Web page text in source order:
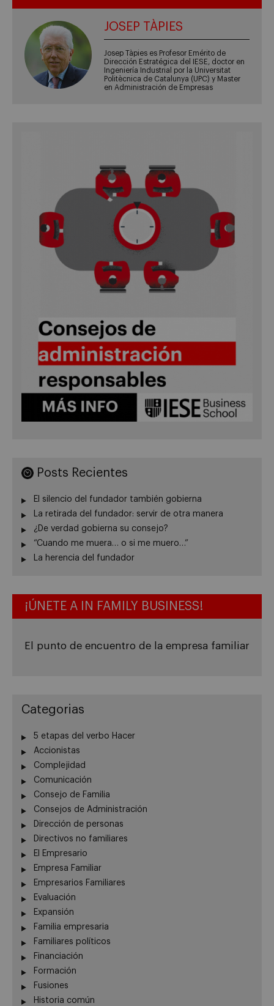
JOSEP TÀPIES
Josep Tàpies es Profesor Emérito de
Dirección Estratégica del IESE, doctor en
Ingeniería Industrial por la Universitat
Politècnica de Catalunya (UPC) y Master
en Administración de Empresas
Posts Recientes
El silencio del fundador también gobierna
La retirada del fundador: servir de otra manera
¿De verdad gobierna su consejo?
“Cuando me muera… o si me muero…”
La herencia del fundador
¡ÚNETE A IN FAMILY BUSINESS!
El punto de encuentro de la empresa familiar
Categorias
5 etapas del verbo Hacer
Accionistas
Complejidad
Comunicación
Consejo de Familia
Consejos de Administración
Dirección de personas
Directivos no familiares
El Empresario
Empresa Familiar
Empresarios Familiares
Evaluación
Expansión
Familia empresaria
Familiares políticos
Financiación
Formación
Fusiones
Historia común